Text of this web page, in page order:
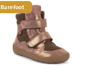
Barefoot